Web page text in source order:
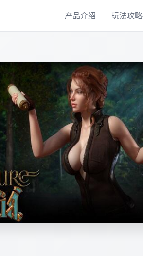
产品介绍 玩法攻略